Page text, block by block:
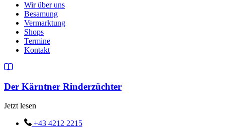
Wir über uns
Besamung
Vermarktung
Shops
Termine
Kontakt
Der Kärntner Rinderzüchter
Jetzt lesen
+43 4212 2215